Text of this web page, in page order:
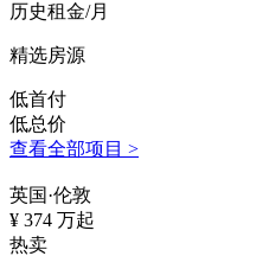
历史租金/月
精选房源
低首付
低总价
查看全部项目 >
英国·伦敦
¥ 374 万起
热卖